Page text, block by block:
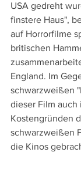
USA gedreht
finstere Haus",
auf Horrorfilme
britischen
England. Im
schwarzweißen
dieser Film auch
Kostengründen
schwarzweißen
die Kinos